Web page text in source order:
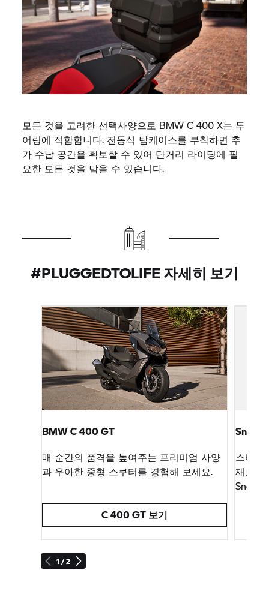
모든 것을 고려한 선택사양으로 BMW C 400 X는 투
어링에 적합합니다. 전동식 탑케이스를 부착하면 추
가 수납 공간을 확보할 수 있어 단거리 라이딩에 필
요한 모든 것을 담을 수 있습니다.
#PLUGGEDTOLIFE 자세히 보기
1 / 2
BMWC 400 GT
매 순간의 품격을 높여주는 프리미엄 사양
과 우아한 중형 스쿠터를 경험해 보세요.
C 400 GT보기
스타일
재료